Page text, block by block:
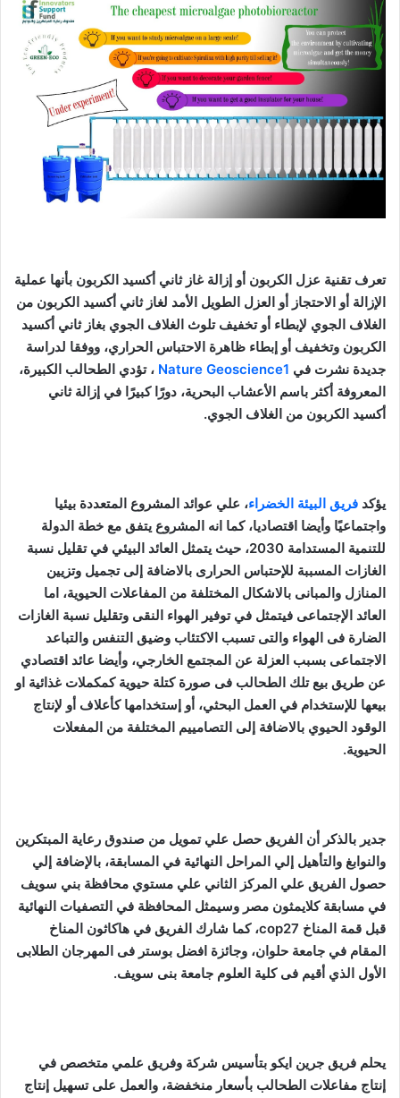
تعرف تقنية عزل الكربون أو إزالة غاز ثاني أكسيد الكربون بأنها عملية
الإزالة أو الاحتجاز أو العزل الطويل الأمد لغاز ثاني أكسيد الكربون من
الغلاف الجوي لإبطاء أو تخفيف تلوث الغلاف الجوي بغاز ثاني أكسيد
الكربون وتخفيف أو إبطاء ظاهرة الاحتباس الحراري، ووفقا لدراسة
جديدة نشرت في Nature Geoscience1 ، تؤدي الطحالب الكبيرة،
المعروفة أكثر باسم الأعشاب البحرية، دورًا كبيرًا في إزالة ثاني
أكسيد الكربون من الغلاف الجوي.
يؤكد فريق البيئة الخضراء، علي عوائد المشروع المتعددة بيئيا
واجتماعيًا وأيضا اقتصاديا، كما انه المشروع يتفق مع خطة الدولة
للتنمية المستدامة 2030، حيث يتمثل العائد البيئي في تقليل نسبة
الغازات المسببة للإحتباس الحرارى بالاضافة إلى تجميل وتزيين
المنازل والمبانى بالاشكال المختلفة من المفاعلات الحيوية، اما
العائد الإجتماعى فيتمثل في توفير الهواء النقى وتقليل نسبة الغازات
الضارة فى الهواء والتى تسبب الاكتئاب وضيق التنفس والتباعد
الاجتماعى بسبب العزلة عن المجتمع الخارجي، وأيضا عائد اقتصادي
عن طريق بيع تلك الطحالب فى صورة كتلة حيوية كمكملات غذائية او
بيعها للإستخدام في العمل البحثي، أو إستخدامها كأعلاف أو لإنتاج
الوقود الحيوي بالاضافة إلى التصامييم المختلفة من المفعلات
الحيوية.
جدير بالذكر أن الفريق حصل علي تمويل من صندوق رعاية المبتكرين
والنوابغ والتأهيل إلي المراحل النهائية في المسابقة، بالإضافة إلي
حصول الفريق علي المركز الثاني علي مستوي محافظة بني سويف
في مسابقة كلايمثون مصر وسيمثل المحافظة في التصفيات النهائية
قبل قمة المناخ cop27، كما شارك الفريق في هاكاثون المناخ
المقام في جامعة حلوان، وجائزة افضل بوستر فى المهرجان الطلابى
الأول الذي أقيم فى كلية العلوم جامعة بنى سويف.
يحلم فريق جرين ايكو بتأسيس شركة وفريق علمي متخصص في
إنتاج مفاعلات الطحالب بأسعار منخفضة، والعمل على تسهيل إنتاج